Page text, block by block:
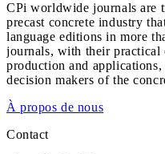
CPi worldwide journals are
precast concrete industry
language editions in more
journals, with their practical
production and
decision makers of the
À propos de nous
Contact